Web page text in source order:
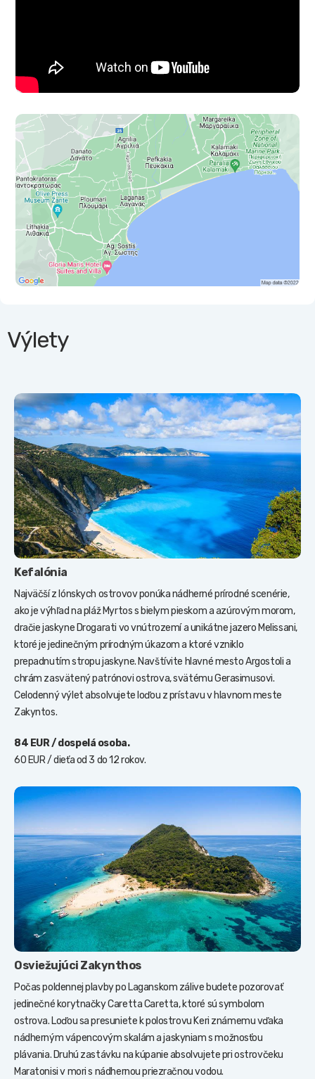
Výlety
Kefalónia
Najväčší z Iónskych ostrovov ponúka nádherné prírodné scenérie,
ako je výhľad na pláž Myrtos s bielym pieskom a azúrovým morom,
dračie jaskyne Drogarati vo vnútrozemí a unikátne jazero Melissani,
ktoré je jedinečným prírodným úkazom a ktoré vzniklo
prepadnutím stropu jaskyne. Navštívite hlavné mesto Argostoli a
chrám zasvätený patrónovi ostrova, svätému Gerasimusovi.
Celodenný výlet absolvujete loďou z prístavu v hlavnom meste
Zakyntos.
84 EUR / dospelá osoba.
60 EUR / dieťa od 3 do 12 rokov.
Osviežujúci Zakynthos
Počas poldennej plavby po Laganskom zálive budete pozorovať
jedinečné korytnačky Caretta Caretta, ktoré sú symbolom
ostrova. Loďou sa presuniete k polostrovu Keri známemu vďaka
nádherným vápencovým skalám a jaskyniam s možnosťou
plávania. Druhú zastávku na kúpanie absolvujete pri ostrovčeku
Maratonisi v mori s nádhernou priezračnou vodou.